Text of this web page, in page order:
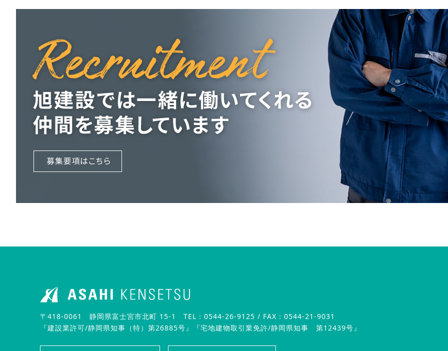
〒418-0061 静岡県富士宮市北町 15-1 TEL：0544-26-9125 / FAX：0544-21-9031
『建設業許可/静岡県知事（特）第26885号』
『宅地建物取引業免許/静岡県知事 第12439号』